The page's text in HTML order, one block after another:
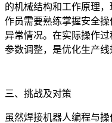
的机械结构和工作原理
作员需要熟练掌握安全
异常情况。在实际操作
参数调整，是优化生产线
三、挑战及对策
虽然焊接机器人编程与